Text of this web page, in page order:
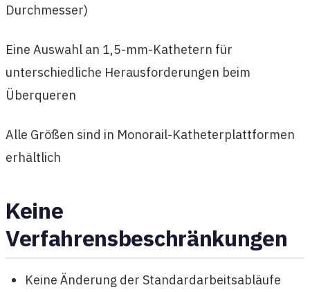
Durchmesser)
Eine Auswahl an 1,5-mm-Kathetern für
unterschiedliche Herausforderungen beim
Überqueren
Alle Größen sind in Monorail-Katheterplattformen
erhältlich
Keine
Verfahrensbeschränkungen
Keine Änderung der Standardarbeitsabläufe